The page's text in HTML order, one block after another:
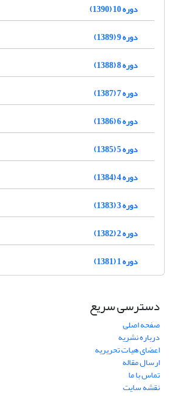
دوره 10 (1390)
دوره 9 (1389)
دوره 8 (1388)
دوره 7 (1387)
دوره 6 (1386)
دوره 5 (1385)
دوره 4 (1384)
دوره 3 (1383)
دوره 2 (1382)
دوره 1 (1381)
دسترسی سریع
صفحه اصلی
درباره نشریه
اعضای هیات تحریریه
ارسال مقاله
تماس با ما
نقشه سایت